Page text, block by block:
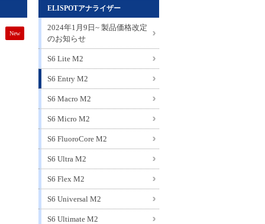
New
ELISPOTアナライザー
2024年1月9日~ 製品価格改定
のお知らせ
S6 Lite M2
S6 Entry M2
S6 Macro M2
S6 Micro M2
S6 FluoroCore M2
S6 Ultra M2
S6 Flex M2
S6 Universal M2
S6 Ultimate M2